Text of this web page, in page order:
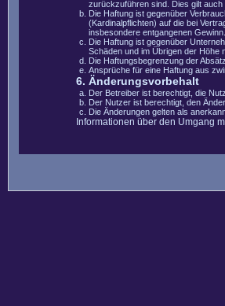
zurückzuführen sind. Dies gilt
Die Haftung ist gegenüber
(Kardinalpflichten) auf die bei
insbesondere entgangenen Gewinn.
Die Haftung ist gegenüber
Schäden und im Übrigen der Höhe
Die Haftungsbegrenzung der
Ansprüche für eine Haftung aus
6. Änderungsvorbehalt
Der Betreiber ist berechtigt, die
Der Nutzer ist berechtigt, den
Die Änderungen gelten als
Informationen über den Umgang